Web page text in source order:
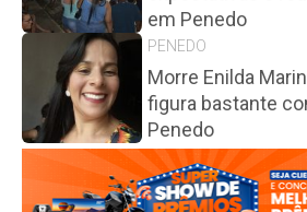
em Penedo
PENEDO
Morre Enilda
figura bastante
Penedo